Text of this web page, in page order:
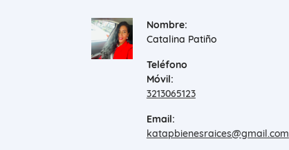
Nombre:
Catalina Patiño
Teléfono
Móvil:
3213065123
Email:
katapbienesraices@gmail.com